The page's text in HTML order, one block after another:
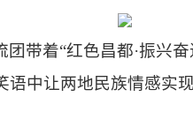
团带着“红色昌都·振兴
中让两地民族情感实现